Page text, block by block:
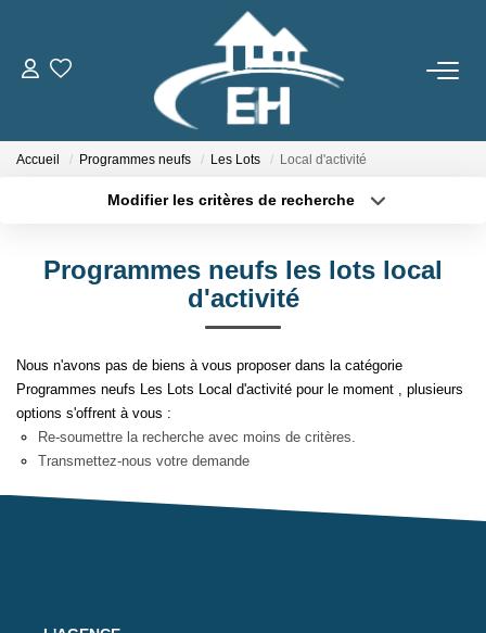
ACHETER
Gestion Locative
NOTRE AGENCE
Qui Sommes-Nous
Accueil Programmes neufs Les Lots Local d'activité
Modifier les critères de recherche
Sélectionnez...
Type de bien
Surface min
Créer une alerte
Programmes neufs les lots local
d'activité
Nous n'avons pas de biens à vous proposer dans la catégorie
Programmes neufs Les Lots Local d'activité pour le moment , plusieurs
options s'offrent à vous :
Re-soumettre la recherche avec moins de critères.
Transmettez-nous votre demande